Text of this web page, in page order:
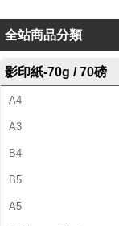
h
e
r
P
T
全站商品分類
影印紙-70g / 70磅
A4
A3
B4
B5
A5